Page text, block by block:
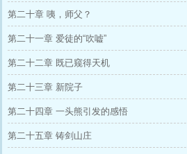
第二十章 咦，师父？
第二十一章 爱徒的“吹嘘”
第二十二章 既已窥得天机
第二十三章 新院子
第二十四章 一头熊引发的感悟
第二十五章 铸剑山庄